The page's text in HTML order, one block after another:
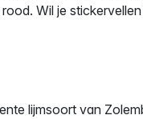
Wil je
lijmsoort van